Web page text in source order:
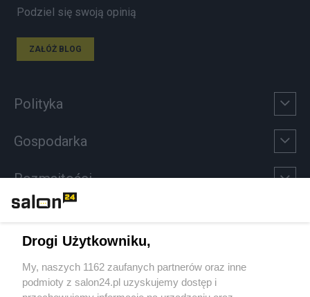
Podziel się swoją opinią
ZAŁÓŻ BLOG
Polityka
Gospodarka
Rozmaitości
Sport
Społeczeństwo
Drogi Użytkowniku,
My, naszych 1162 zaufanych partnerów oraz inne
podmioty z salon24.pl uzyskujemy dostęp i